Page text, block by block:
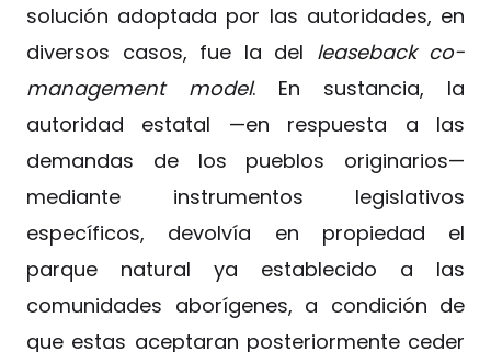
solución adoptada por las autoridades, en
diversos casos, fue la del leaseback co-
management model. En sustancia, la
autoridad estatal —en respuesta a las
demandas de los pueblos originarios—
mediante instrumentos legislativos
específicos, devolvía en propiedad el
parque natural ya establecido a las
comunidades aborígenes, a condición de
que estas aceptaran posteriormente ceder